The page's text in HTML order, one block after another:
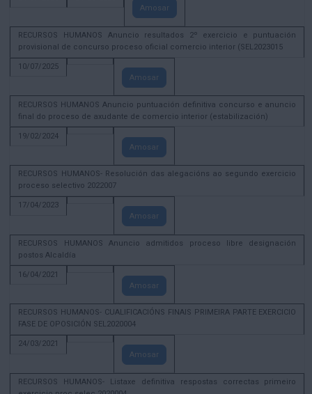
Amosar
RECURSOS HUMANOS Anuncio resultados 2º exercicio e puntuación
provisional de concurso proceso oficial comercio interior (SEL2023015
10/07/2025
Amosar
RECURSOS HUMANOS Anuncio puntuación definitiva concurso e anuncio
final do proceso de axudante de comercio interior (estabilización)
19/02/2024
Amosar
RECURSOS HUMANOS- Resolución das alegacións ao segundo exercicio
proceso selectivo 2022007
17/04/2023
Amosar
RECURSOS HUMANOS Anuncio admitidos proceso libre designación
postos Alcaldía
16/04/2021
Amosar
RECURSOS HUMANOS- CUALIFICACIÓNS FINAIS PRIMEIRA PARTE EXERCICIO
FASE DE OPOSICIÓN SEL2020004
24/03/2021
Amosar
RECURSOS HUMANOS- Listaxe definitiva respostas correctas primeiro